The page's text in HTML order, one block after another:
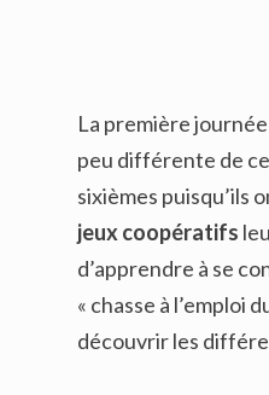
La première
peu différente de
sixièmes puisqu’ils
jeux coopératifs
d’apprendre à se
« chasse à l’emploi
découvrir les